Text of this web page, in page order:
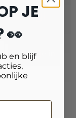
Schrijf je in
JE
👀
en blijf